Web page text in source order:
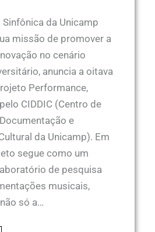
da Unicamp
missão de promover a
no cenário
anuncia a oitava
Performance,
CIDDIC (Centro de
e
da Unicamp). Em
segue como um
de pesquisa
musicais,
só a…